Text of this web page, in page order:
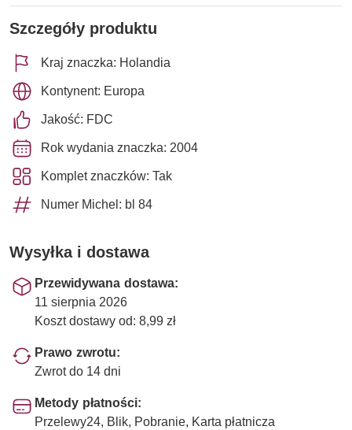
Szczegóły produktu
Kraj znaczka: Holandia
Kontynent: Europa
Jakość: FDC
Rok wydania znaczka: 2004
Komplet znaczków: Tak
Numer Michel: bl 84
Wysyłka i dostawa
Przewidywana dostawa:
11 sierpnia 2026
Koszt dostawy od: 8,99 zł
Prawo zwrotu:
Zwrot do 14 dni
Metody płatności:
Przelewy24, Blik, Pobranie, Karta płatnicza